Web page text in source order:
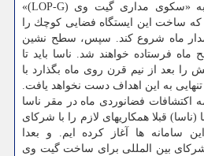
فضایی هم فضانوردان را به «سكوی مداری گیت وی (LOP-G)»
كه ساخت این ایستگاه فضایی كوچك را
دهه ی ۲۰۲۰ در مدار ماه شروع كند. سپس، سطح نشین
فرستاده خواهند شد. ناسا باید تا
هایش را بعد از نیم قرن روی ماه بگذارد با
به این اهداف دست نخواهد یافت.
اكتشافات فضانوردی ماه در مقر ناسا
قبلا همكاریهای لازم را با شركای
سامانه ها آغاز كرده ایم. و بعدا
بین المللی برای ساخت گیت وی